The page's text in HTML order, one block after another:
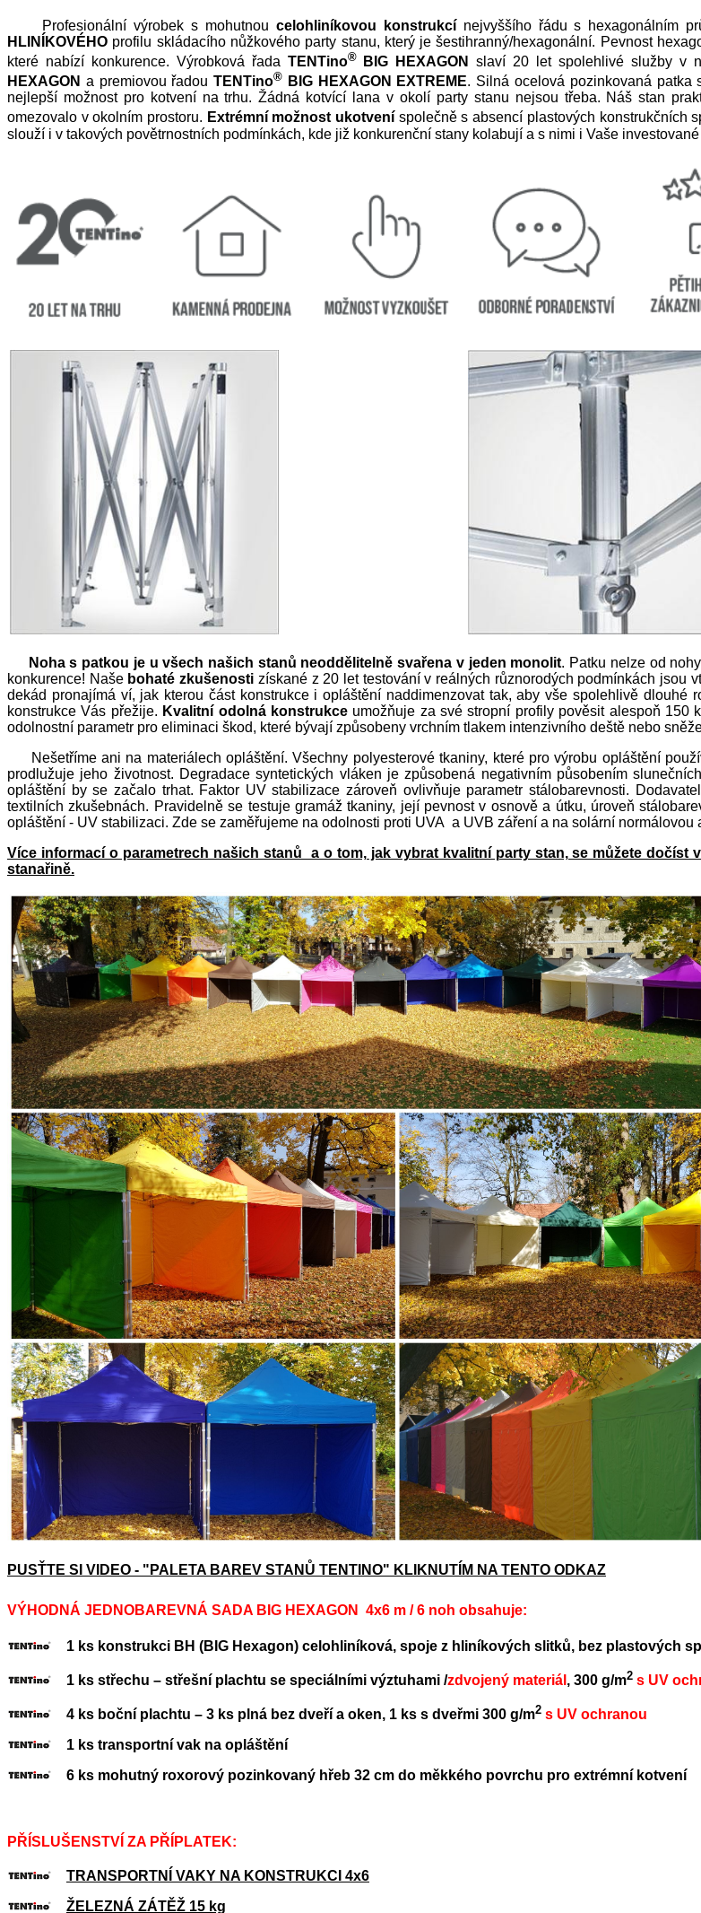
Profesionální výrobek s mohutnou celohliníkovou konstrukcí nejvyššího řádu s hexagonálním
HLINÍKOVÉHO profilu skládacího nůžkového party stanu, který je šestihranný/hexagonální. Pevnost
které nabízí konkurence. Výrobková řada TENTino®BIG HEXAGONslaví 20 let spolehlivé služby v
HEXAGON a premiovou řadouTENTino® BIG HEXAGON EXTREME. Silná ocelová pozinkovaná patka
nejlepší možnost pro kotvení na trhu. Žádná kotvící lana v okolí party stanu nejsou třeba. Náš stan
omezovalo v okolním prostoru. Extrémní možnost ukotvení společně s absencí plastových konstrukčních
slouží i v takových povětrnostních podmínkách, kde již konkurenční stany kolabují a s nimi i Vaše investované
Noha s patkou je u všech našich stanů neoddělitelně svařena v jeden monolit. Patku nelze od
konkurence! Naše bohaté zkušenosti získané z 20 let testování v reálných různorodých podmínkách
dekád pronajímá ví, jak kterou část konstrukce i opláštění naddimenzovat tak, aby vše spolehlivě dlouhé
konstrukce Vás přežije. Kvalitní odolná konstrukceumožňuje za své stropní profily pověsit alespoň 150
odolnostní parametr pro eliminaci škod, které bývají způsobeny vrchním tlakem intenzivního deště nebo
Nešetříme ani na materiálech opláštění. Všechny polyesterové tkaniny, které pro výrobu opláštění
prodlužuje jeho životnost. Degradace syntetických vláken je způsobená negativním působením
opláštění by se začalo trhat. Faktor UV stabilizace zároveň ovlivňuje parametr stálobarevnosti.
textilních zkušebnách. Pravidelně se testuje gramáž tkaniny, její pevnost v osnově a útku, úroveň
opláštění - UV stabilizaci. Zde se zaměřujeme na odolnosti proti UVA a UVB záření a na solární normálovou
Více informací o parametrech našich stanů a o tom, jak vybrat kvalitní party stan, se můžete
stanařině.
PUSŤTE SI VIDEO - "PALETA BAREV STANŮ TENTINO" KLIKNUTÍM NA TENTO ODKAZ
VÝHODNÁ JEDNOBAREVNÁ SADA BIG HEXAGON 4x6 m / 6 noh obsahuje:
1 ks konstrukci BH (BIG Hexagon) celohliníková, spoje z hliníkových slitků, bez plastových
1 ks střechu – střešní plachtu se speciálními výztuhami /zdvojený materiál , 300 g/m2 s UV
4 ks boční plachtu – 3 ks plná bez dveří a oken, 1 ks s dveřmi 300 g/m2 s UV ochranou
1 ks transportní vak na opláštění
6 ks mohutný roxorový pozinkovaný hřeb 32 cm do měkkého povrchu pro extrémní kotvení
PŘÍSLUŠENSTVÍ ZA PŘÍPLATEK:
TRANSPORTNÍ VAKY NA KONSTRUKCI 4x6
ŽELEZNÁ ZÁTĚŽ 15 kg